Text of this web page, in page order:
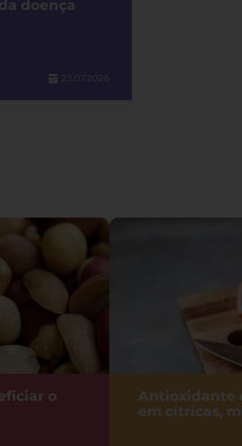
doença
23.07.2026
o
Antioxidante
em cítricas,